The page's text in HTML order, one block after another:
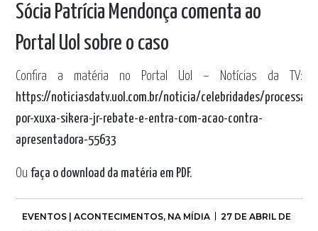
Sócia Patrícia Mendonça comenta ao
Portal Uol sobre o caso
Confira a matéria no Portal Uol – Notícias da TV:
https://noticiasdatv.uol.com.br/noticia/celebridades/
por-xuxa-sikera-jr-rebate-e-entra-com-acao-contra-
apresentadora-55633
Oufaça o download da matéria em PDF.
EVENTOS | ACONTECIMENTOS, NA MÍDIA
27 DE ABRIL DE